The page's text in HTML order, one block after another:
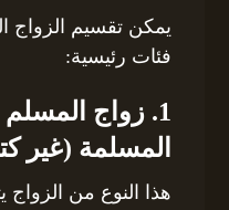
يمكن تقسيم
فئات رئيسية:
1. زواج
المسلمة (غير
هذا النوع من